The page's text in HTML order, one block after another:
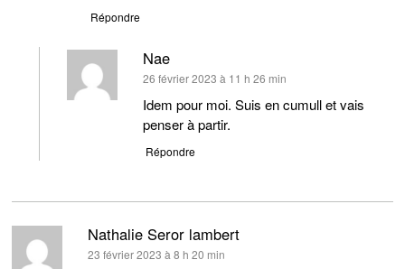
Répondre
Nae
dit :
26 février 2023 à 11 h 26 min
Idem pour moi. Suis en cumull et vais
penser à partir.
Répondre
Nathalie Seror lambert
dit :
23 février 2023 à 8 h 20 min